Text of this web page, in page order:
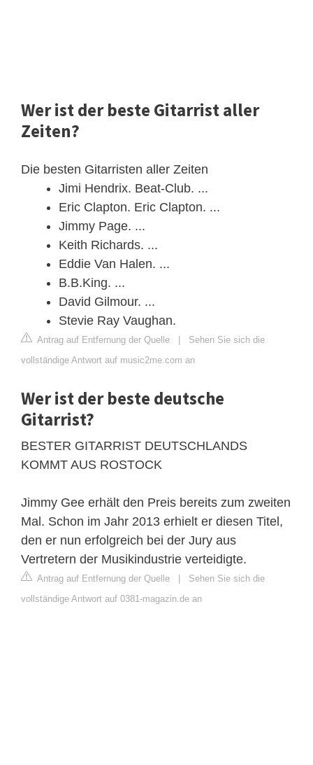
Wer ist der beste Gitarrist aller
Zeiten?
Die besten Gitarristen aller Zeiten
Jimi Hendrix. Beat-Club. ...
Eric Clapton. Eric Clapton. ...
Jimmy Page. ...
Keith Richards. ...
Eddie Van Halen. ...
B.B.King. ...
David Gilmour. ...
Stevie Ray Vaughan.
Antrag auf Entfernung der Quelle
Sehen Sie sich die
vollständige Antwort auf music2me.com an
Wer ist der beste deutsche
Gitarrist?
BESTER GITARRIST DEUTSCHLANDS
KOMMT AUS ROSTOCK
Jimmy Gee erhält den Preis bereits zum zweiten
Mal. Schon im Jahr 2013 erhielt er diesen Titel,
den er nun erfolgreich bei der Jury aus
Vertretern der Musikindustrie verteidigte.
Antrag auf Entfernung der Quelle
Sehen Sie sich die
vollständige Antwort auf 0381-magazin.de an